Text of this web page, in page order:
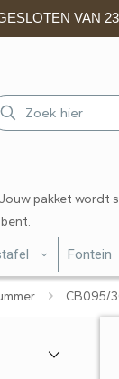
VAN
pakket wordt
Fontein
CB095/